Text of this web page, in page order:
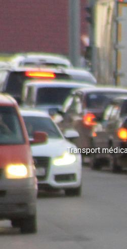
Transport
Panneau de gestion des cookies